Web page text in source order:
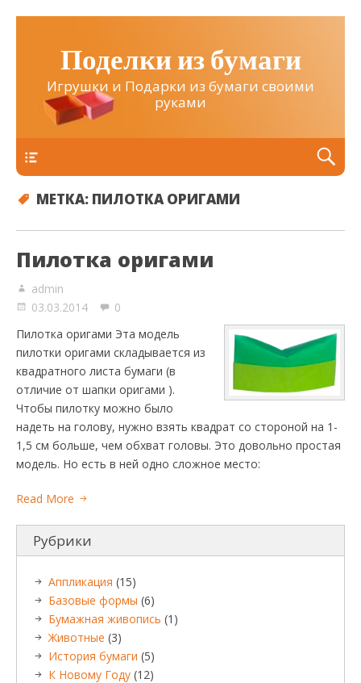
Поделки из бумаги
Игрушки и Подарки из бумаги своими
руками
МЕТКА: ПИЛОТКА ОРИГАМИ
Пилотка оригами
admin
03.03.2014
0
Пилотка оригами Эта модель
пилотки оригами складывается из
квадратного листа бумаги (в
отличие от шапки оригами ).
Чтобы пилотку можно было
надеть на голову, нужно взять квадрат со стороной на 1-
1,5 см больше, чем обхват головы. Это довольно простая
модель. Но есть в ней одно сложное место:
Read More
Рубрики
Аппликация (15)
Базовые формы (6)
Бумажная живопись (1)
Животные (3)
История бумаги (5)
К Новому Году (12)